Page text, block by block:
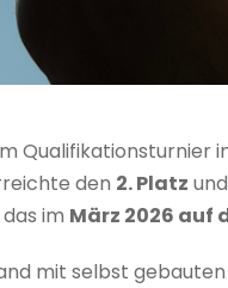
Qualifikationsturnier
den 2. Platz
das im März 2026 auf
mit selbst